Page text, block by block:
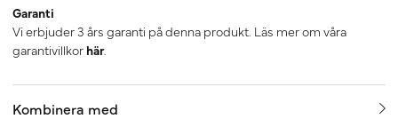
Garanti
Vi erbjuder 3 års garanti på denna produkt. Läs mer om våra
garantivillkor här.
Kombinera med